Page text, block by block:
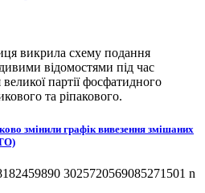
викрила схему подання
відомостями під час
партії фосфатидного
та ріпакового.
змінили графік вивезення змішаних